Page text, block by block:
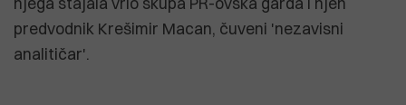
predvodnik Krešimir Macan, čuveni 'nezavisni
analitičar'.